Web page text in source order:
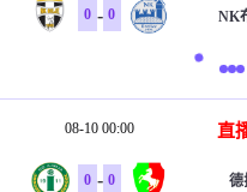
0 - 0 NK
08-10 00:00 直
0 - 0 德